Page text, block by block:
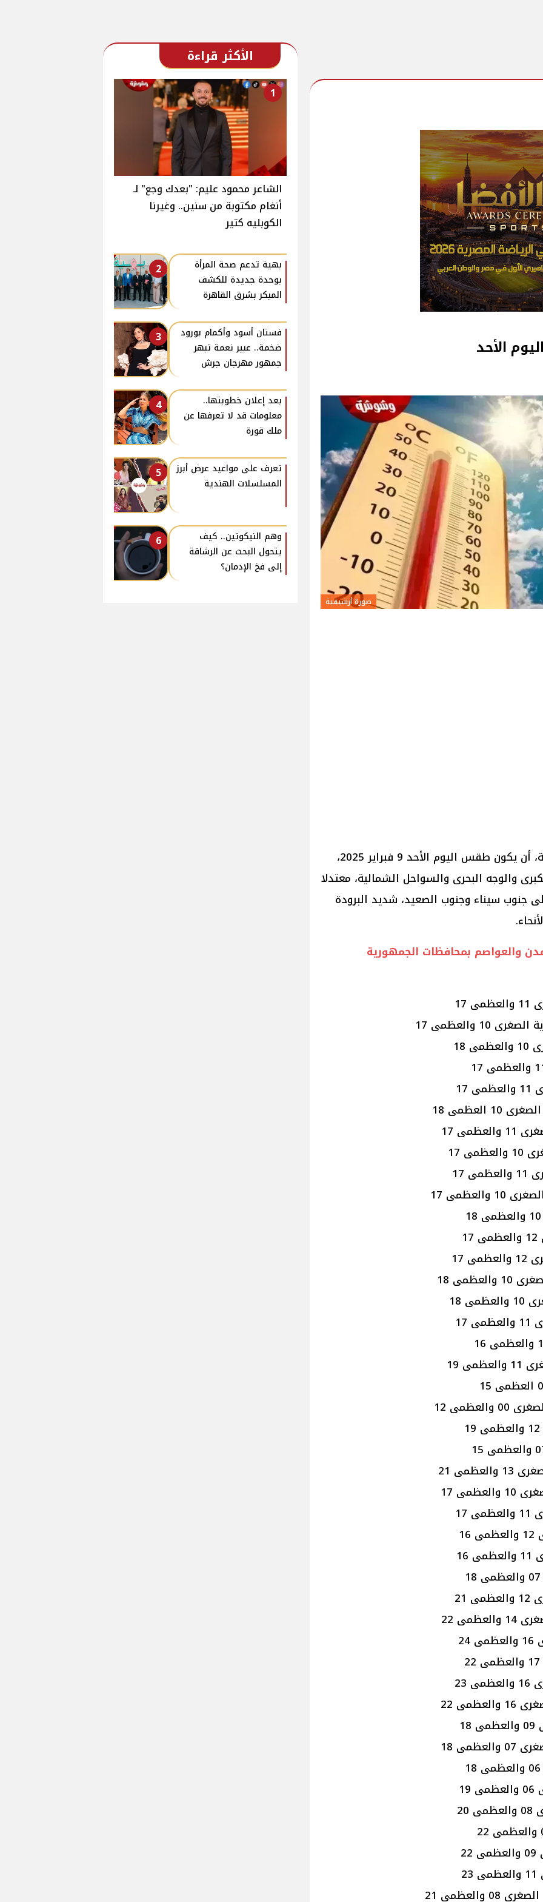
الأحد
صورة أرشيفية
تتوقع الهيئة العامة للأرصاد الجوية، أن يكون طقس اليوم الأحد 9 فبراير 2025،
والوجه البحرى والسواحل الشمالية، معتدلا
جنوب سيناء وجنوب الصعيد، شديد البرودة
والعواصم بمحافظات الجمهورية
والعظمى 17
18
17
17
17
17
18
18
19
12
21
17
22
22
18
21
الأكثر قراءة
1
الشاعر محمود عليم: "بعدك وجع" لـ
أنغام مكتوبة من سنين.. وغيرنا
الكوبليه كتير
2
بهية تدعم صحة المرأة
بوحدة جديدة للكشف
المبكر بشرق القاهرة
3
فستان أسود وأكمام بورود
ضخمة.. عبير نعمة تبهر
جمهور مهرجان جرش
4
بعد إعلان خطوبتها..
معلومات قد لا تعرفها عن
ملك قورة
5
تعرف على مواعيد عرض أبرز
المسلسلات الهندية
6
وهم النيكوتين.. كيف
يتحول البحث عن الرشاقة
إلى فخ الإدمان؟